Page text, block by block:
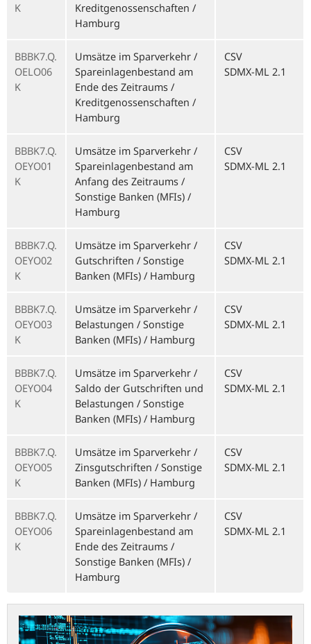
K
Kreditgenossenschaften /
Hamburg
BBBK7.Q.
OELO06
K
Umsätze im Sparverkehr /
Spareinlagenbestand am
Ende des Zeitraums /
Kreditgenossenschaften /
Hamburg
CSV
SDMX-ML 2.1
BBBK7.Q.
OEYO01
K
Umsätze im Sparverkehr /
Spareinlagenbestand am
Anfang des Zeitraums /
Sonstige Banken (MFIs) /
Hamburg
CSV
SDMX-ML 2.1
BBBK7.Q.
OEYO02
K
Umsätze im Sparverkehr /
Gutschriften / Sonstige
Banken (MFIs) / Hamburg
CSV
SDMX-ML 2.1
BBBK7.Q.
OEYO03
K
Umsätze im Sparverkehr /
Belastungen / Sonstige
Banken (MFIs) / Hamburg
CSV
SDMX-ML 2.1
BBBK7.Q.
OEYO04
K
Umsätze im Sparverkehr /
Saldo der Gutschriften und
Belastungen / Sonstige
Banken (MFIs) / Hamburg
CSV
SDMX-ML 2.1
BBBK7.Q.
OEYO05
K
Umsätze im Sparverkehr /
Zinsgutschriften / Sonstige
Banken (MFIs) / Hamburg
CSV
SDMX-ML 2.1
BBBK7.Q.
OEYO06
K
Umsätze im Sparverkehr /
Spareinlagenbestand am
Ende des Zeitraums /
Sonstige Banken (MFIs) /
Hamburg
CSV
SDMX-ML 2.1
statistiken.bundesbank.de